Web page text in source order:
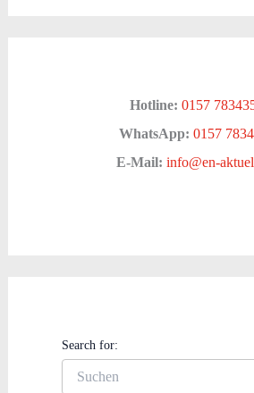
Hotline: 0157
WhatsApp: 0157
E-Mail: info@en-
Search for: